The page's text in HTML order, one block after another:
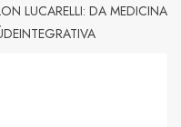
LUCARELLI: DA MEDICINA